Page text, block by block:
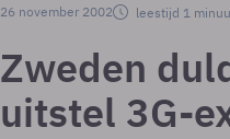
26 november 2002
leestijd 1
Zweden
uitstel 3G-